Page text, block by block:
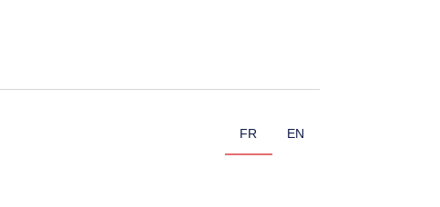
FR EN